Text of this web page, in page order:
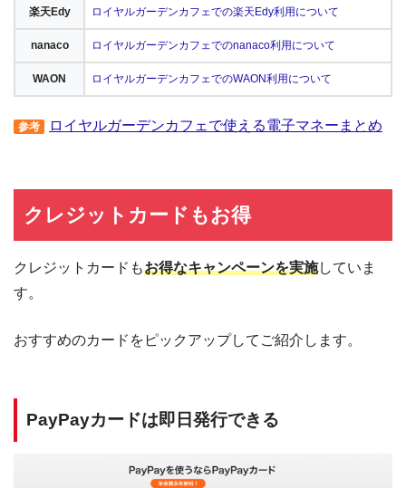
楽天Edy ロイヤルガーデンカフェでの楽天Edy利用について
nanaco ロイヤルガーデンカフェでのnanaco利用について
WAON ロイヤルガーデンカフェでのWAON利用について
参考 ロイヤルガーデンカフェで使える電子マネーまとめ
クレジットカードもお得
クレジットカードもお得なキャンペーンを実施していま
す。
おすすめのカードをピックアップしてご紹介します。
PayPayカードは即日発行できる